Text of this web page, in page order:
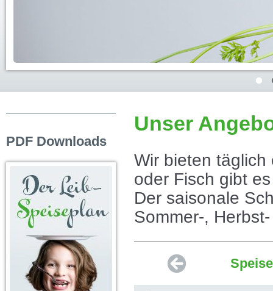
PDF Downloads
Unser
Wir bieten täglich
oder Fisch gibt
Der saisonale
Sommer-,